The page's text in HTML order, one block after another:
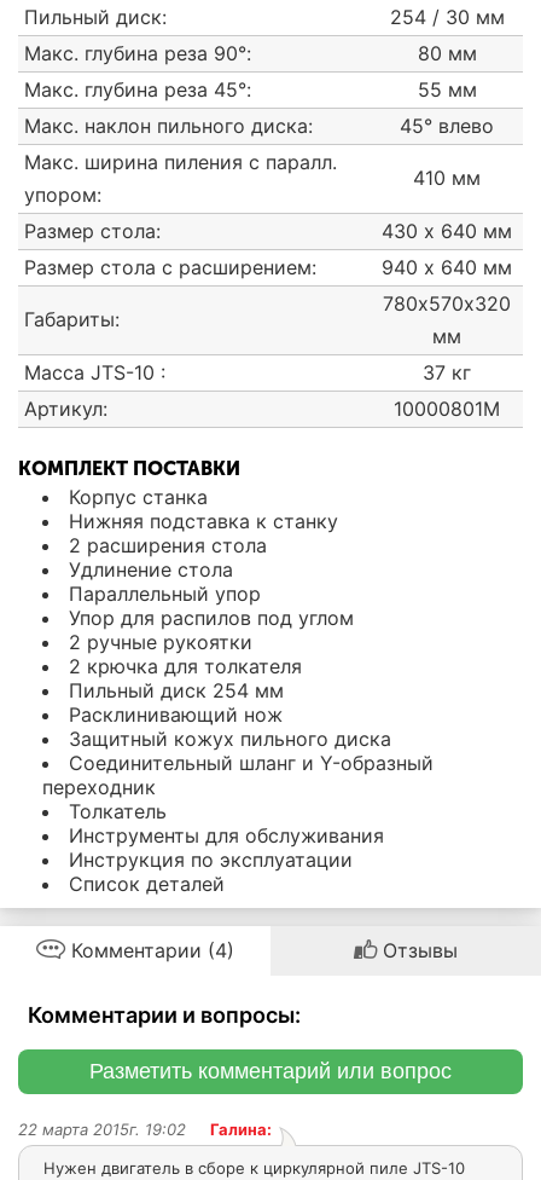
Пильный диск:
254 / 30 мм
Макс. глубина реза 90°:
80 мм
Макс. глубина реза 45°:
55 мм
Макс. наклон пильного диска:
45° влево
Макс. ширина пиления с паралл.
упором:
410 мм
Размер стола:
430 х 640 мм
Размер стола с расширением:
940 х 640 мм
Габариты:
780х570х320
мм
Масса JTS-10 :
37 кг
Артикул:
10000801M
КОМПЛЕКТ ПОСТАВКИ
Корпус станка
Нижняя подставка к станку
2 расширения стола
Удлинение стола
Параллельный упор
Упор для распилов под углом
2 ручные рукоятки
2 крючка для толкателя
Пильный диск 254 мм
Расклинивающий нож
Защитный кожух пильного диска
Соединительный шланг и Y-образный
переходник
Толкатель
Инструменты для обслуживания
Инструкция по эксплуатации
Список деталей
Комментарии (4) Отзывы
Комментарии и вопросы:
Разметить комментарий или вопрос
22 марта 2015г. 19:02
Галина:
Нужен двигатель в сборе к циркулярной пиле JTS-10